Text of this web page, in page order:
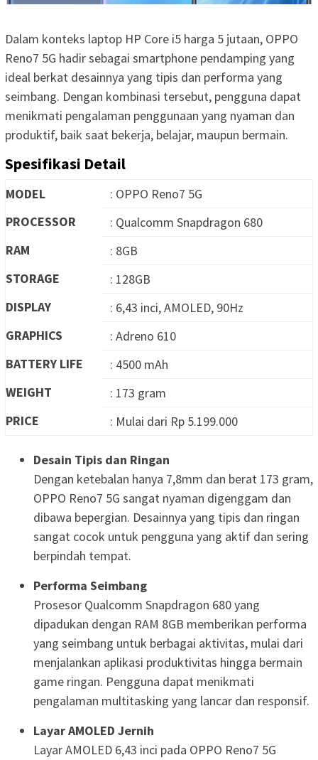
Dalam konteks laptop HP Core i5 harga 5 jutaan, OPPO
Reno7 5G hadir sebagai smartphone pendamping yang
ideal berkat desainnya yang tipis dan performa yang
seimbang. Dengan kombinasi tersebut, pengguna dapat
menikmati pengalaman penggunaan yang nyaman dan
produktif, baik saat bekerja, belajar, maupun bermain.
Spesifikasi Detail
MODEL
: OPPO Reno7 5G
PROCESSOR
: Qualcomm Snapdragon 680
RAM
: 8GB
STORAGE
: 128GB
DISPLAY
: 6,43 inci, AMOLED, 90Hz
GRAPHICS
: Adreno 610
BATTERY LIFE
: 4500 mAh
WEIGHT
: 173 gram
PRICE
: Mulai dari Rp 5.199.000
Desain Tipis dan Ringan
Dengan ketebalan hanya 7,8mm dan berat 173 gram,
OPPO Reno7 5G sangat nyaman digenggam dan
dibawa bepergian. Desainnya yang tipis dan ringan
sangat cocok untuk pengguna yang aktif dan sering
berpindah tempat.
Performa Seimbang
Prosesor Qualcomm Snapdragon 680 yang
dipadukan dengan RAM 8GB memberikan performa
yang seimbang untuk berbagai aktivitas, mulai dari
menjalankan aplikasi produktivitas hingga bermain
game ringan. Pengguna dapat menikmati
pengalaman multitasking yang lancar dan responsif.
Layar AMOLED Jernih
Layar AMOLED 6,43 inci pada OPPO Reno7 5G